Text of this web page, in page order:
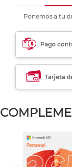
Ponemos a tu
Pago
Tarjeta